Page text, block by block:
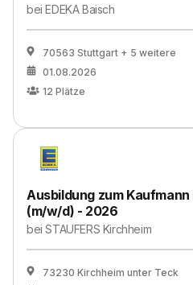
beiEDEKA Baisch
70563 Stuttgart + 5 weitere
01.08.2026
12 Plätze
Ausbildung zum Kaufmann
(m/w/d) - 2026
beiSTAUFERS Kirchheim
73230 Kirchheim unter Teck